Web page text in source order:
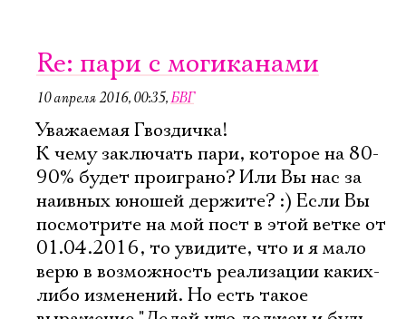
Re: пари с могиканами
10 апреля 2016, 00:35,БВГ
Уважаемая Гвоздичка!
К чему заключать пари, которое на 80-
90% будет проиграно? Или Вы нас за
наивных юношей держите? :) Если Вы
посмотрите на мой пост в этой ветке от
01.04.2016, то увидите, что и я мало
верю в возможность реализации каких-
либо изменений. Но есть такое